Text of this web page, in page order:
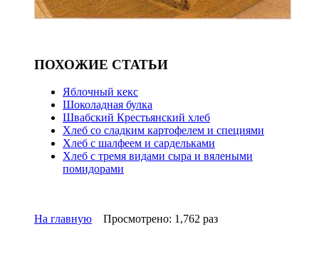
ПОХОЖИЕ СТАТЬИ
Яблочный кекс
Шоколадная булка
Швабский Крестьянский хлеб
Хлеб со сладким картофелем и специями
Хлеб с шалфеем и сардельками
Хлеб с тремя видами сыра и вялеными
помидорами
На главную Просмотрено: 1,762 раз